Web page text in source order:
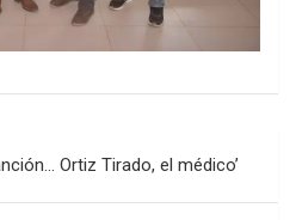
Ortiz Tirado, el médico’